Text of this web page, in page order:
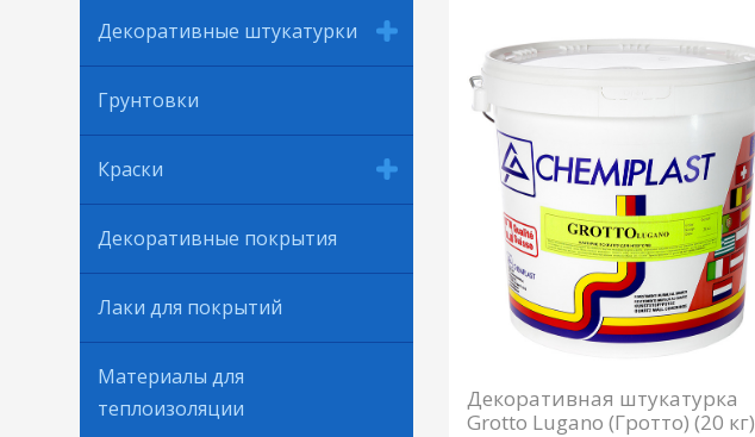
Декоративные штукатурки
Грунтовки
Краски
Декоративные покрытия
Лаки для покрытий
Материалы для
теплоизоляции
Декоративная штукатурка
Grotto Lugano (Гротто) (20 кг)